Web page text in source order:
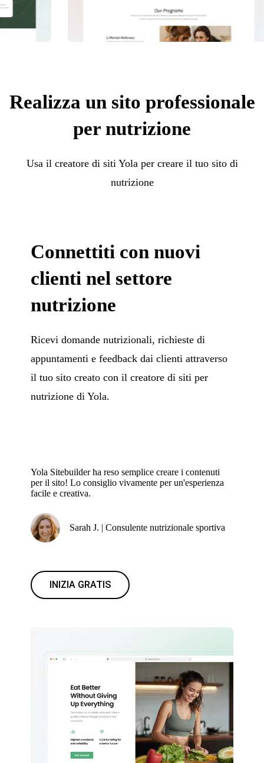
Realizza un sito professionale
per nutrizione
Usa il creatore di siti Yola per creare il tuo sito di
nutrizione
Connettiti con nuovi
clienti nel settore
nutrizione
Ricevi domande nutrizionali, richieste di
appuntamenti e feedback dai clienti attraverso
il tuo sito creato con il creatore di siti per
nutrizione di Yola.
Yola Sitebuilder ha reso semplice creare i contenuti
per il sito! Lo consiglio vivamente per un'esperienza
facile e creativa.
Sarah J. | Consulente nutrizionale sportiva
INIZIA GRATIS